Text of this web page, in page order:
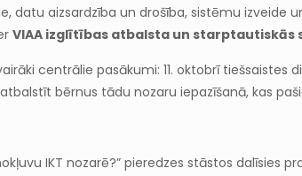
datu aizsardzība un drošība, sistēmu izveide
VIAA izglītības atbalsta un
centrālie pasākumi: 11. oktobrī
bērnus tādu nozaru iepazīšanā, kas
IKT nozarē?” pieredzes stāstos dalīsies